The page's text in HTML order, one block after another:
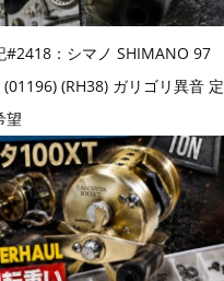
#2418：シマノ SHIMANO 97
(RH38) ガリゴリ異音 定
望